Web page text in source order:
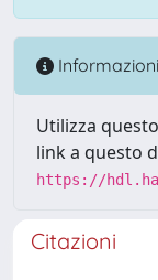
Informazioni
Utilizza
link a questo
https://
Citazioni